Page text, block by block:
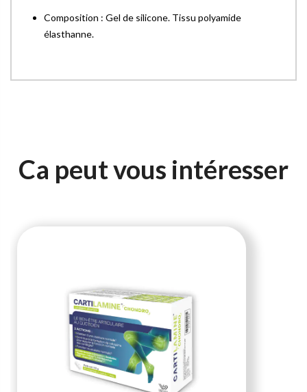
Composition : Gel de silicone. Tissu polyamide
élasthanne.
Ca peut vous intéresser